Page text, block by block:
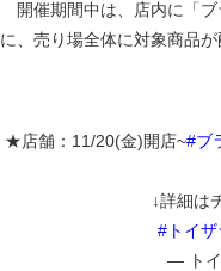
開催期間中は、店内に「ブ
に、売り場全体に対象商品が
★店舗：11/20(金)開店~#ブ
↓詳細は
#トイ
— トイ